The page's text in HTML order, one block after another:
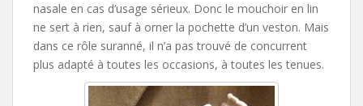
nasale en cas d’usage sérieux. Donc le mouchoir en lin
ne sert à rien, sauf à orner la pochette d’un veston. Mais
dans ce rôle suranné, il n’a pas trouvé de concurrent
plus adapté à toutes les occasions, à toutes les tenues.